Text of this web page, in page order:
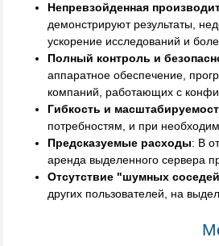
Непревзойденная
демонстрируют результаты,
ускорение исследований и
Полный контроль и
аппаратное обеспечение,
компаний, работающих с
Гибкость и
потребностям, и при
Предсказуемые расходы: В
аренда выделенного сервера
Отсутствие "шумных
других пользователей, на